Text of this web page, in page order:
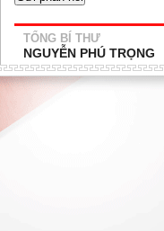
TỔNG BÍ THƯ
NGUYỄN PHÚ TRỌNG